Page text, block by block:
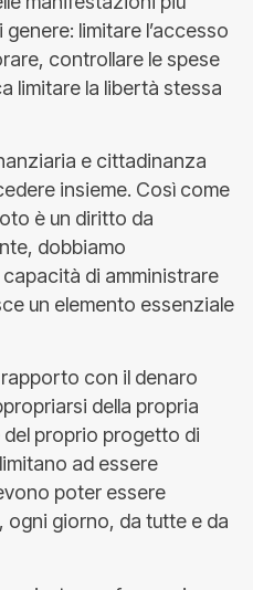
limitare l’accesso
controllare le spese
limitare la libertà stessa
e cittadinanza
insieme. Così come
è un diritto da
dobbiamo
di amministrare
un elemento essenziale
con il denaro
della propria
proprio progetto di
ad essere
poter essere
giorno, da tutte e da